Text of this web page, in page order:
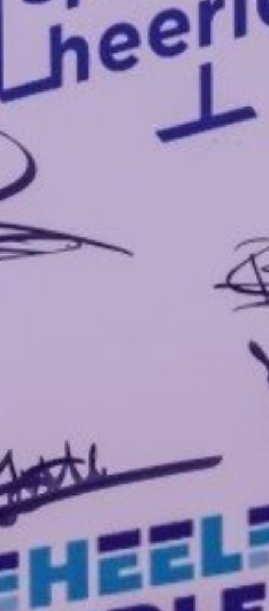
Subsidie opleiding & ontwikkeling
Subsidie zichtbaarheid, samenwerking en
aanvullend/vernieuwend aanbod
Vignet en waarde-cheque Sociale
Aanbod